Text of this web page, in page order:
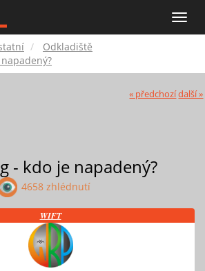
Toggle
Root.cz
Odkladiště
« předchozídalší »
- kdo je napadený?
4658 zhlédnutí
𝑾𝑰𝑭𝑻